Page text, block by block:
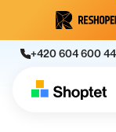
+420 604 600